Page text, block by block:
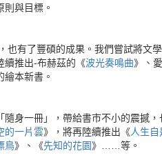
與目標。
也有了豐碩的成果。我們嘗試將文
續推出-布赫茲的《波光奏鳴曲》、
本新書。
身一冊」，帶給書市不小的震撼
的一片雲》，將再陸續推出《人生自
鳥》、《先知的花園》……等。